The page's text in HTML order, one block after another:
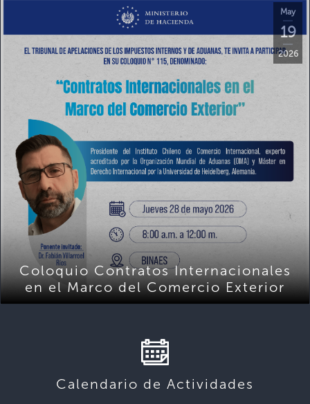
May
19
2026
Coloquio Contratos Internacionales
en el Marco del Comercio Exterior
Calendario de Actividades